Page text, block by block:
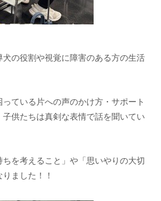
の役割や視覚に障害のある方の生活
ている片への声のかけ方・サポート
供たちは真剣な表情で話を聞いてい
を考えること」や「思いやりの大切
ました！！